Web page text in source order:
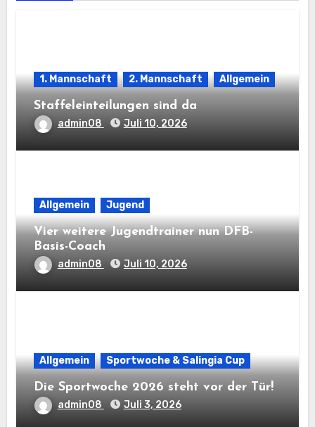
1. Mannschaft 2. Mannschaft Allgemein
Staffeleinteilungen sind da
admin08 Juli 10, 2026
Allgemein Jugend
Vier weitere Jugendtrainer nun DFB-
Basis-Coach
admin08 Juli 10, 2026
Allgemein Sportwoche & Salingia Cup
Die Sportwoche 2026 steht vor der Tür!
admin08 Juli 3, 2026